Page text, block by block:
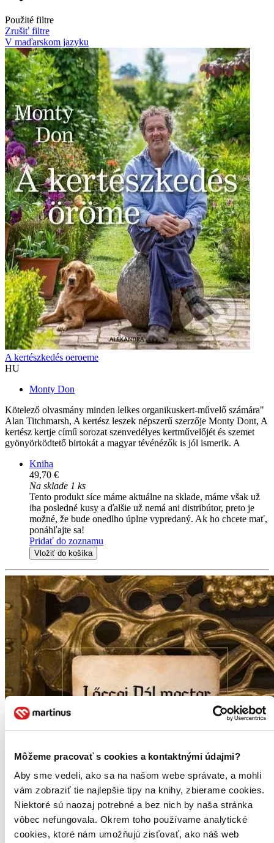
Môžeme pracovať s cookies a kontaktnými údajmi?
Aby sme vedeli, ako sa na našom webe správate, a mohli
vám zobraziť tie najlepšie tipy na knihy, zbierame cookies.
Niektoré sú naozaj potrebné a bez nich by naša stránka
vôbec nefungovala. Okrem toho používame analytické
cookies, ktoré nám umožňujú zisťovať, ako náš web
Použité filtre
Zrušiť filtre
V maďarskom jazyku
A kertészkedés oeroeme
HU
Monty Don
Kötelező olvasmány minden lelkes organikuskert-művelő számára"
Alan Titchmarsh, A kertész leszek népszerű szerzője Monty Dont, A
kertész kertje című sorozat szenvedélyes kertművelőjét és szemet
gyönyörködtető birtokát a magyar tévénézők is jól ismerik. A
Kniha
49,70 €
Na sklade 1 ks
Tento produkt síce máme aktuálne na sklade, máme však už
iba posledné kusy a ďalšie už nemá ani distribútor, preto je
možné, že bude onedlho úplne vypredaný. Ak ho chcete mať,
ponáhľajte sa!
Pridať do zoznamu
Vložiť do košíka